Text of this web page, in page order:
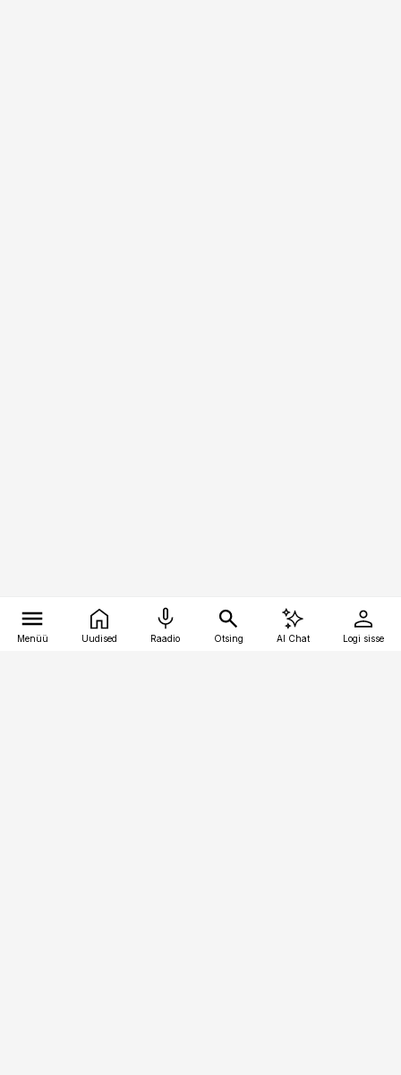
Menüü Uudised Raadio Otsing AI Chat Logi sisse